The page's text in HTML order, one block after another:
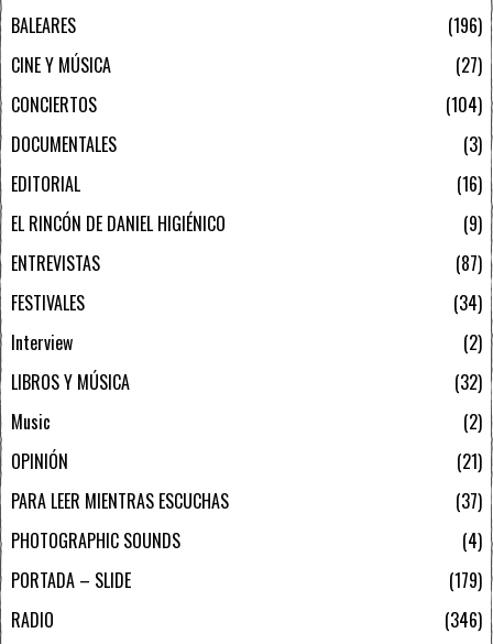
BALEARES
196
CINE Y MÚSICA
27
CONCIERTOS
104
DOCUMENTALES
3
EDITORIAL
16
EL RINCÓN DE DANIEL HIGIÉNICO
9
ENTREVISTAS
87
FESTIVALES
34
Interview
2
LIBROS Y MÚSICA
32
Music
2
OPINIÓN
21
PARA LEER MIENTRAS ESCUCHAS
37
PHOTOGRAPHIC SOUNDS
4
PORTADA – SLIDE
179
RADIO
346